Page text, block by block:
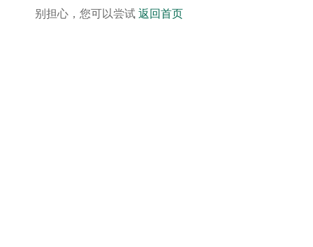
别担心，您可以尝试返回首页